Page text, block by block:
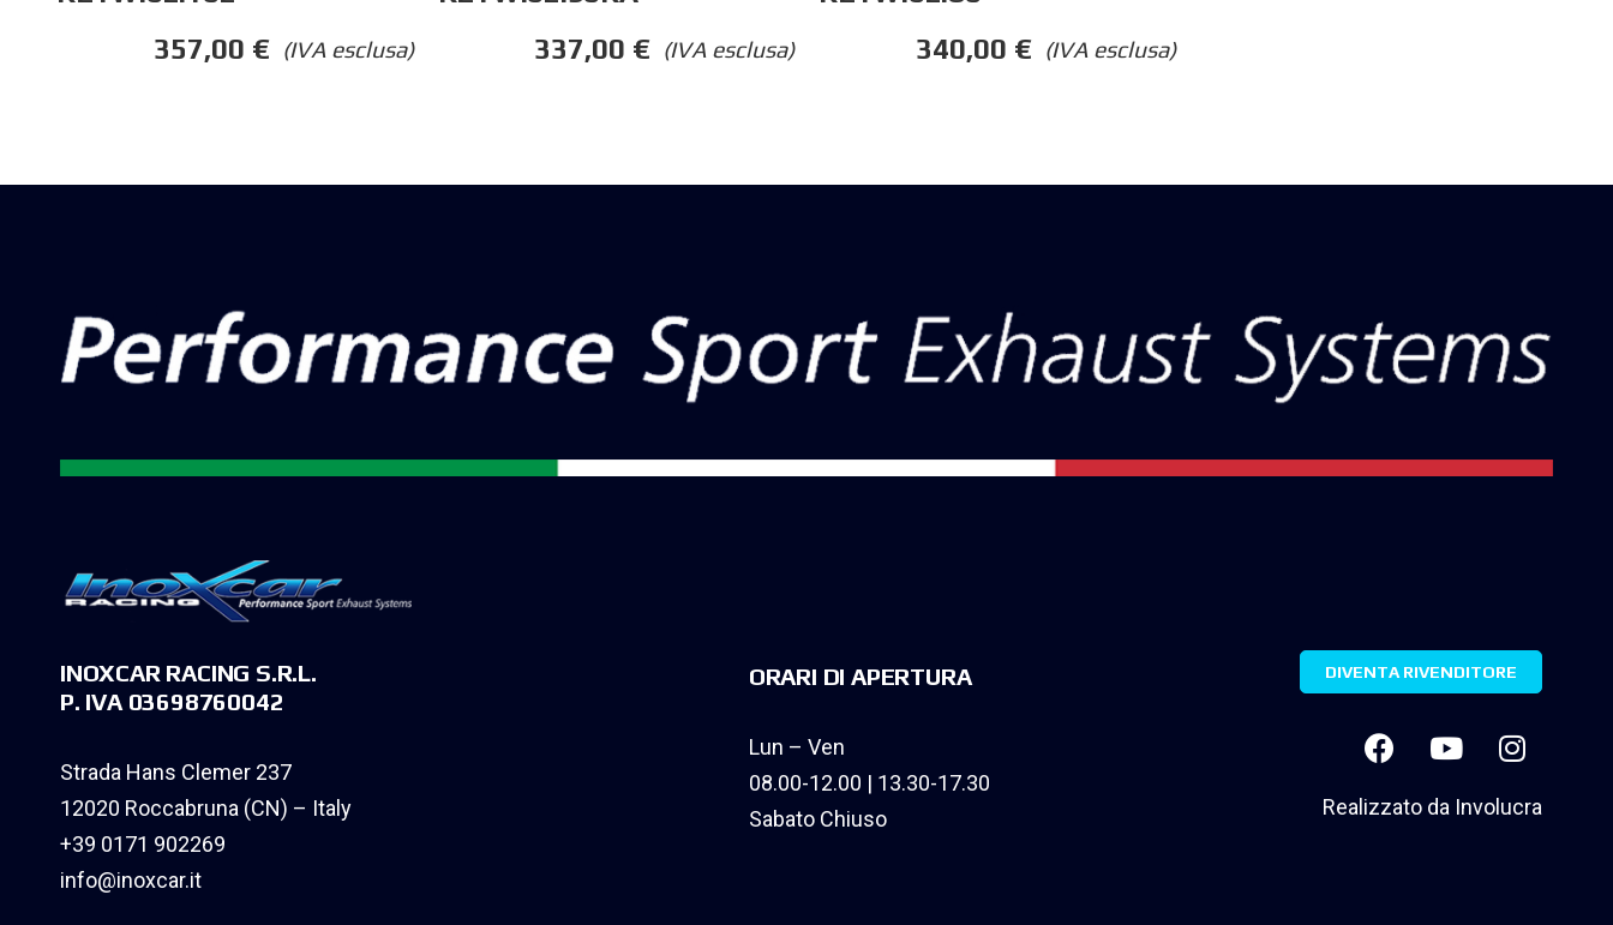
(IVA esclusa)
357,00 € (IVA esclusa)
337,00 € (IVA esclusa)
340,00 €
INOXCAR RACING S.R.L.
P. IVA 03698760042
Strada Hans Clemer 237
12020 Roccabruna (CN) – Italy
+39 0171 902269
info@inoxcar.it
ORARI DI APERTURA
Lun – Ven
08.00-12.00 | 13.30-17.30
Sabato Chiuso
DIVENTA RIVENDITORE
Realizzato da Involucra